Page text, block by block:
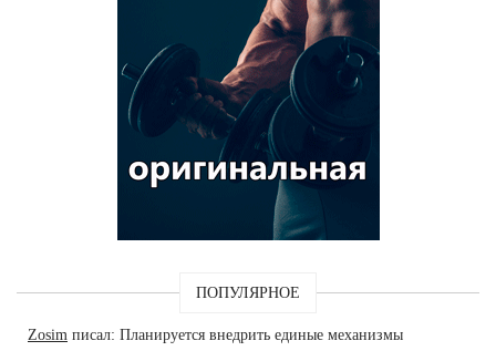
ПОПУЛЯРНОЕ
Zosim писал: Планируется внедрить единые механизмы